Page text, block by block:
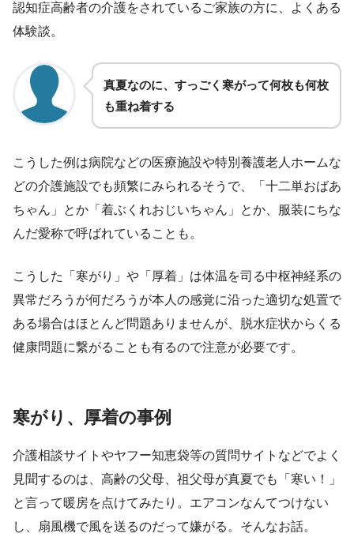
認知症高齢者の介護をされているご家族の方に、よくある
体験談。
真夏なのに、すっごく寒がって何枚も何枚
も重ね着する
こうした例は病院などの医療施設や特別養護老人ホームな
どの介護施設でも頻繁にみられるそうで、「十二単おばあ
ちゃん」とか「着ぶくれおじいちゃん」とか、服装にちな
んだ愛称で呼ばれていることも。
こうした「寒がり」や「厚着」は体温を司る中枢神経系の
異常だろうが何だろうが本人の感覚に沿った適切な処置で
ある場合はほとんど問題ありませんが、脱水症状からくる
健康問題に繋がることも有るので注意が必要です。
寒がり、厚着の事例
介護相談サイトやヤフー知恵袋等の質問サイトなどでよく
見聞するのは、高齢の父母、祖父母が真夏でも「寒い！」
と言って暖房を点けてみたり。エアコンなんてつけない
し、扇風機で風を送るのだって嫌がる。そんなお話。